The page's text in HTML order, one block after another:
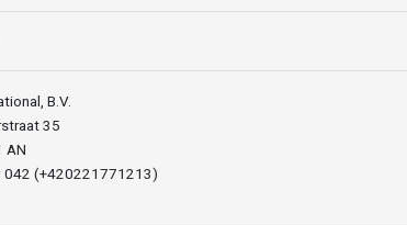
B.V.
35
AN
042 (+420221771213)